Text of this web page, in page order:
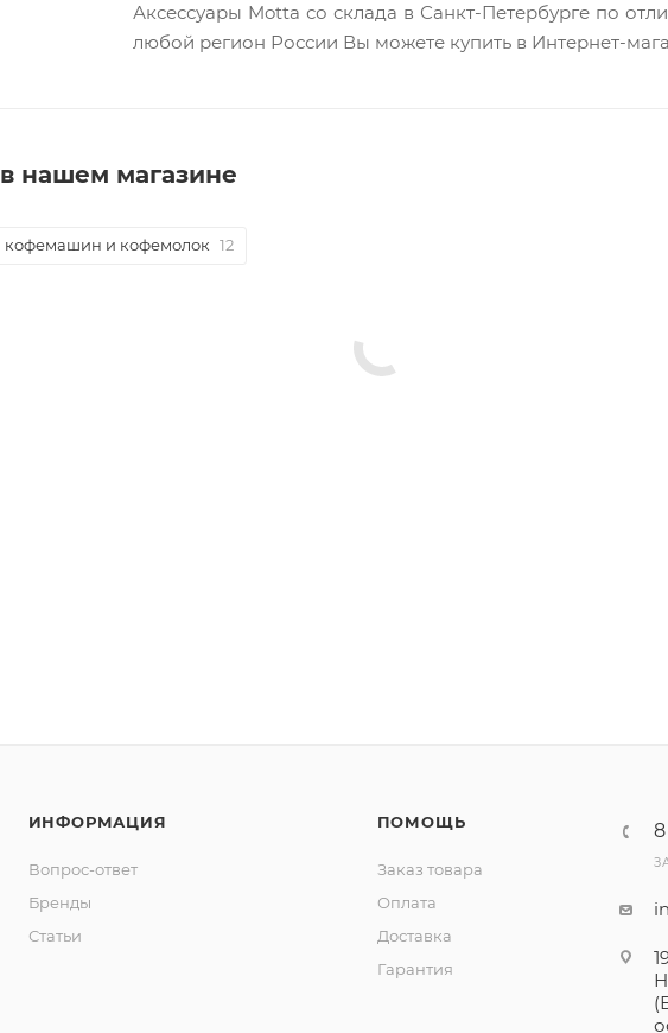
Аксессуары Motta со склада в Санкт-Петербурге по
любой регион России Вы можете купить в Интернет-
нашем магазине
кофемашин и кофемолок 12
ИНФОРМАЦИЯ
Вопрос-ответ
Бренды
Статьи
ПОМОЩЬ
Заказ товара
Оплата
Доставка
Гарантия